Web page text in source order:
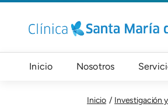
Pasar al contenido principal
Navegación principal
Inicio Nosotros
Inicio
Investigación